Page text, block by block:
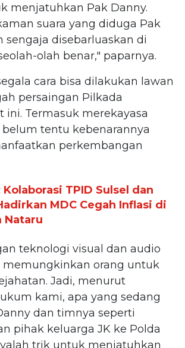
menjatuhkan Pak Danny.
suara yang diduga Pak
sengaja disebarluaskan di
olah benar," paparnya.
cara bisa dilakukan lawan
persaingan Pilkada
ini. Termasuk merekayasa
tentu kebenarannya
perkembangan
Kolaborasi TPID Sulsel dan
MDC Cegah Inflasi di
Nataru
teknologi visual dan audio
memungkinkan orang untuk
Jadi, menurut
kami, apa yang sedang
dan timnya seperti
pihak keluarga JK ke Polda
trik untuk menjatuhkan